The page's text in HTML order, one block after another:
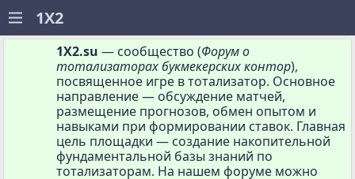
1X2.su — сообщество (Форум о
тотализаторах букмекерских контор),
посвященное игре в тотализатор. Основное
направление — обсуждение матчей,
размещение прогнозов, обмен опытом и
навыками при формировании ставок. Главная
цель площадки — создание накопительной
фундаментальной базы знаний по
тотализаторам. На нашем форуме можно